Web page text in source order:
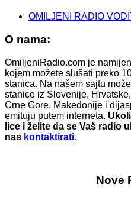
OMILJENI RADIO
O nama:
OmiljeniRadio.com je
kojem možete slušati preko
stanica. Na našem sajtu
stanice iz Slovenije,
Crne Gore, Makedonije i
emituju putem interneta.
lice i želite da se Vaš radio
nas kontaktirati.
Nove